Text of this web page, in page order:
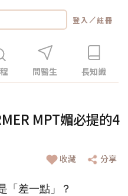
登入 ／註冊
問醫生 長知識
MPT媚必提的4
收藏 分享
「差一點」？